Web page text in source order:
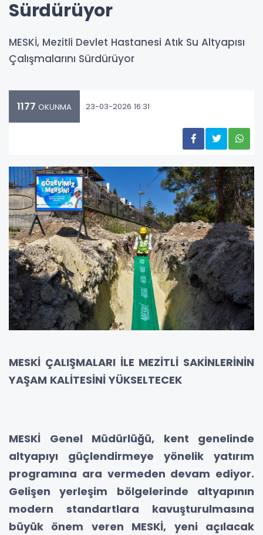
Sürdürüyor
MESKİ, Mezitli Devlet Hastanesi Atık Su Altyapısı
Çalışmalarını Sürdürüyor
1177 OKUNMA 23-03-2026 16:31
MESKİ ÇALIŞMALARI İLE MEZİTLİ SAKİNLERİNİN
YAŞAM KALİTESİNİ YÜKSELTECEK
MESKİ Genel Müdürlüğü, kent genelinde
altyapıyı güçlendirmeye yönelik yatırım
programına ara vermeden devam ediyor.
Gelişen yerleşim bölgelerinde altyapının
modern standartlara kavuşturulmasına
büyük önem veren MESKİ, yeni açılacak